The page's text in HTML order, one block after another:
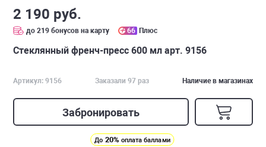
2 190 руб.
до 219 бонусов на карту 66 Плюс
Стеклянный френч-пресс 600 мл арт. 9156
Артикул: 9156 Заказали 97 раз Наличие в магазинах
Забронировать
До 20% оплата баллами